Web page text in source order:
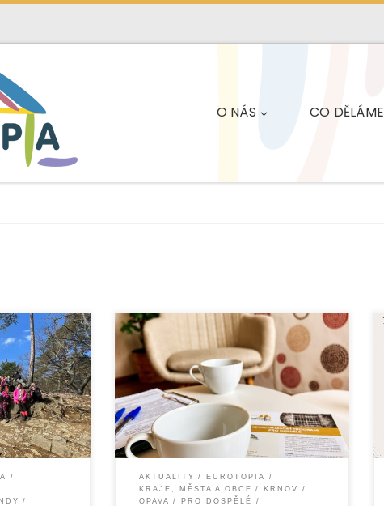
O NÁS CO DĚLÁME
o.p.s.
zaměřený
Jesenicku
podpořila
Organizace EUROTOPIA.CZ, o. p. s.,
úspěšně pokračuje v realizaci
resocializačního programu v Opavě
a v Krnově. Jeho hlavním cílem je
pomáhat dospělým lidem, kteří se
AKTUALITY
EUROTOPIA
KRAJE, MĚSTA A OBCE
KRNOV
OPAVA
PRO DOSPĚLÉ